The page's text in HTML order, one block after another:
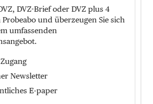
DVZ-Brief oder DVZ plus 4
und überzeugen Sie sich
umfassenden
Newsletter
E-paper